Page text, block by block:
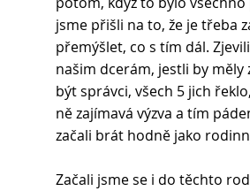
jsme přišli na to, že je třeba
přemýšlet, co s tím dál.
našim dcerám, jestli by měly
být správci, všech 5 jich
ně zajímavá výzva a tím
začali brát hodně jako
Začali jsme se i do těchto